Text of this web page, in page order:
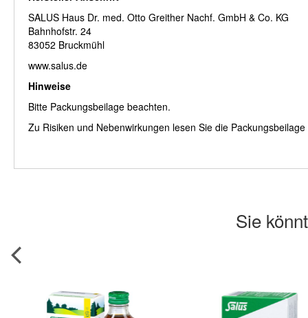
SALUS Haus Dr. med. Otto Greither Nachf. GmbH & Co. KG
Bahnhofstr. 24
83052 Bruckmühl
www.salus.de
Hinweise
Bitte Packungsbeilage beachten.
Zu Risiken und Nebenwirkungen lesen Sie die
Sie